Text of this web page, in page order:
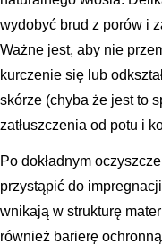
wydobyć brud z porów i
Ważne jest, aby nie
kurczenie się lub
skórze (chyba że jest to
zatłuszczenia od potu i
Po dokładnym
przystąpić do
wnikają w strukturę
również barierę